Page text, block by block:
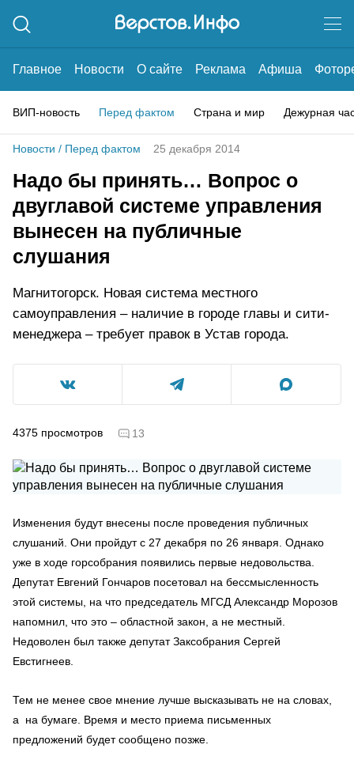
Главное Новости О сайте Реклама Афиша
ВИП-новость Перед фактом Страна и мир Дежурная
Новости / Перед фактом 25 декабря 2014
Надо бы принять… Вопрос о
двуглавой системе управления
вынесен на публичные
слушания
Магнитогорск. Новая система местного
самоуправления – наличие в городе главы и сити-
менеджера – требует правок в Устав города.
4375 просмотров 13
Изменения будут внесены после проведения публичных
слушаний. Они пройдут с 27 декабря по 26 января. Однако
уже в ходе горсобрания появились первые недовольства.
Депутат Евгений Гончаров посетовал на бессмысленность
этой системы, на что председатель МГСД Александр Морозов
напомнил, что это – областной закон, а не местный.
Недоволен был также депутат Заксобрания Сергей
Евстигнеев.
Тем не менее свое мнение лучше высказывать не на словах,
а на бумаге. Время и место приема письменных
предложений будет сообщено позже.